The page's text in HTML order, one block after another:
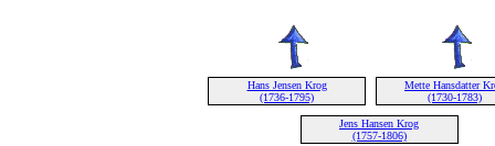
Hans Jensen Krog
(1736-1795)
Mette Hansdatter
(1730-1783)
Jens Hansen Krog
(1757-1806)